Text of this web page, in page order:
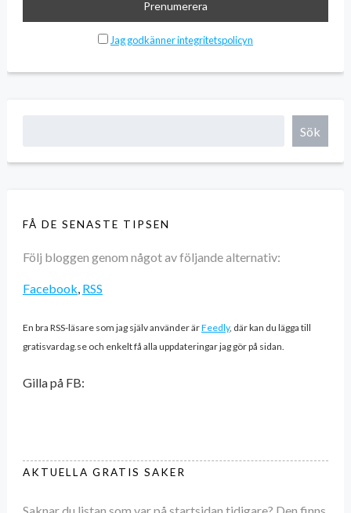
Jag godkänner integritetspolicyn
Sök
FÅ DE SENASTE TIPSEN
Följ bloggen genom något av följande alternativ:
Facebook, RSS
En bra RSS-läsare som jag själv använder ärFeedly, där kan du lägga till
gratisvardag.se och enkelt få alla uppdateringar jag gör på sidan.
Gilla på FB:
AKTUELLA GRATIS SAKER
Saknar du listan som var på startsidan tidigare? Den finns